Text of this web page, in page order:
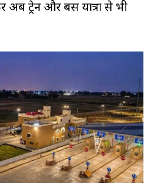
अब ट्रेन और बस यात्रा से भी